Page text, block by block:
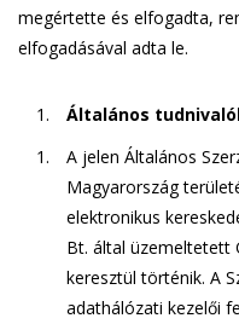
megértette és elfogadta,
elfogadásával adta le.
Általános
A jelen Általános
Magyarország
elektronikus
Bt. által üzemeltetett
keresztül történik. A
adathálózati kezelői